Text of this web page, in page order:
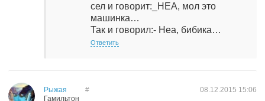
сел и говорит:_НЕА, мол это
машинка…
Так и говорил:- Неа, бибика…
Ответить
Рыжая
Гамильтон
08.12.2015 15:06
#